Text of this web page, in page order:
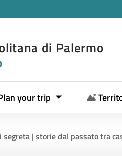
di Palermo
your trip
segreta | storie dal passato tra